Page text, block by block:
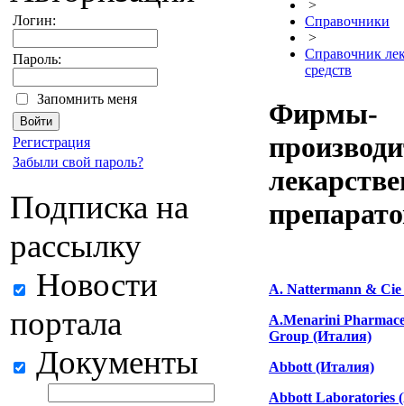
Логин:
Пароль:
Запомнить меня
Регистрация
Забыли свой пароль?
Подписка на
рассылку
Новости
портала
Документы
>
Справочники
>
Справочник
средств
Фирмы-
A. Nattermann &
A.Menarini
Group (Италия)
Abbott (Италия)
Abbott Laboratories